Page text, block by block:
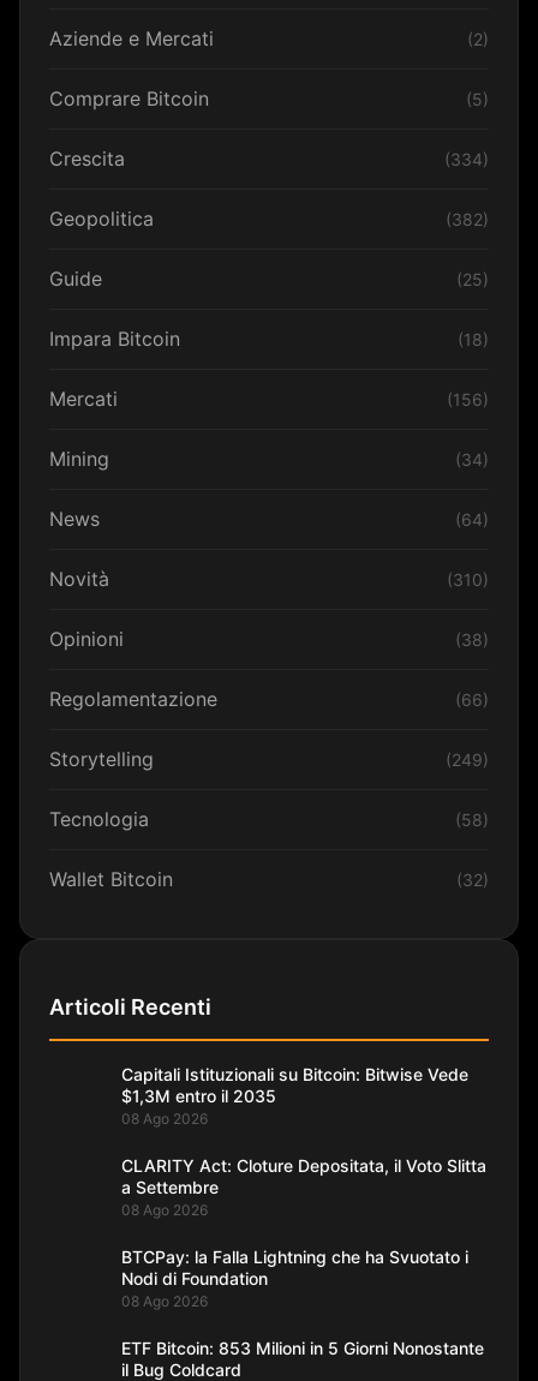
Aziende e Mercati (2)
Comprare Bitcoin (5)
Crescita (334)
Geopolitica (382)
Guide (25)
Impara Bitcoin (18)
Mercati (156)
Mining (34)
News (64)
Novità (310)
Opinioni (38)
Regolamentazione (66)
Storytelling (249)
Tecnologia (58)
Wallet Bitcoin (32)
Articoli Recenti
Capitali Istituzionali su Bitcoin: Bitwise Vede
$1,3M entro il 2035
08 Ago 2026
CLARITY Act: Cloture Depositata, il Voto Slitta
a Settembre
08 Ago 2026
BTCPay: la Falla Lightning che ha Svuotato i
Nodi di Foundation
08 Ago 2026
ETF Bitcoin: 853 Milioni in 5 Giorni Nonostante
il Bug Coldcard